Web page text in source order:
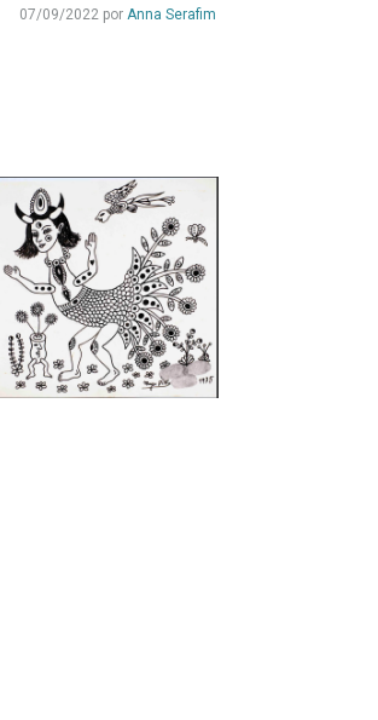
07/09/2022 por Anna Serafim